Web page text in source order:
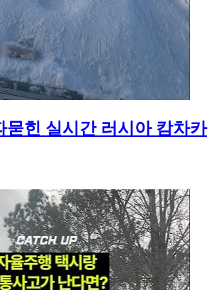
묻힌 실시간 러시아 캄차카